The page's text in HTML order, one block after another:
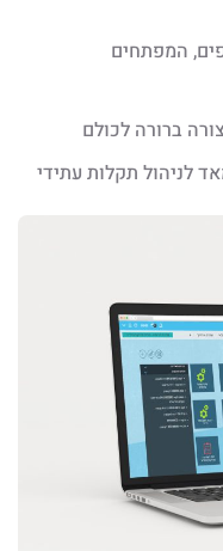
המפתחים
ברורה לכולם
לניהול תקלות עתידי